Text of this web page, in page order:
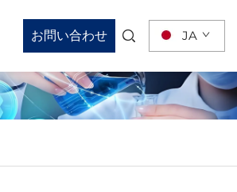
お問い合わせ JA